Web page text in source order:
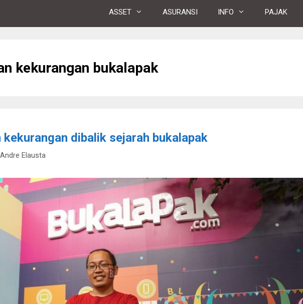
ASSET ASURANSI INFO PAJAK
kekurangan bukalapak
kekurangan dibalik sejarah bukalapak
Andre Elausta